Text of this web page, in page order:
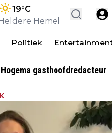
19°C
Hemel
Politiek
gasthoofdredacteur